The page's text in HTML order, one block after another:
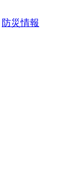
防災情報